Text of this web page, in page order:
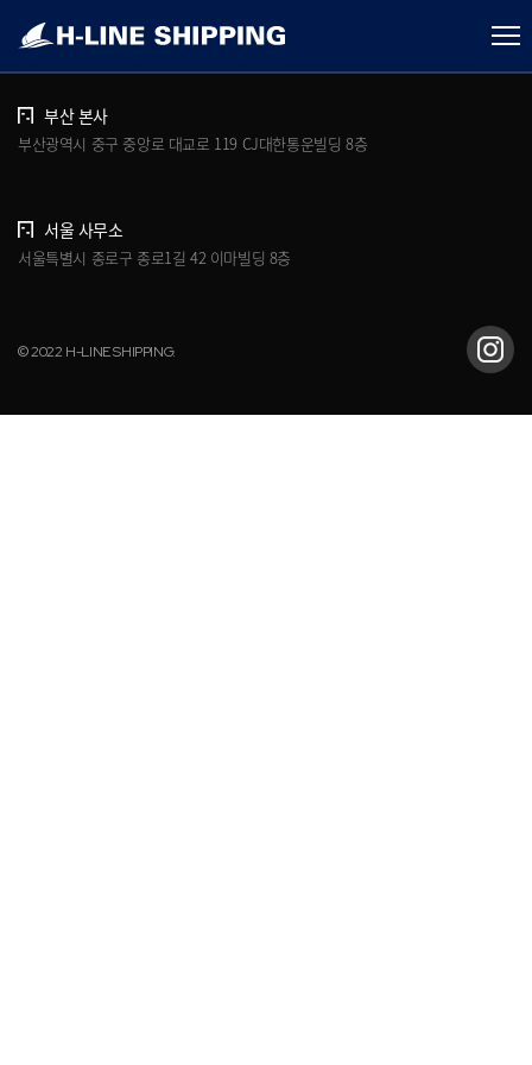
개인정보처리방침 브로슈어 다운로드
부산 본사
부산광역시 중구 중앙로 대교로 119 CJ대한통운빌딩 8층
서울 사무소
서울특별시 종로구 종로1길 42 이마빌딩 8층
© 2022 H-LINE SHIPPING.